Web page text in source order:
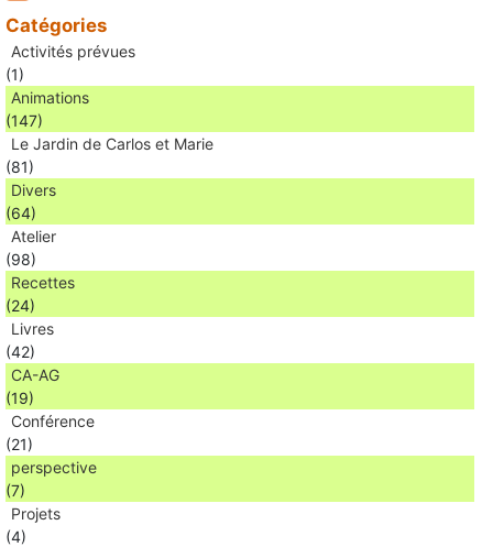
Catégories
Activités prévues
(1)
Animations
(147)
Le Jardin de Carlos et Marie
(81)
Divers
(64)
Atelier
(98)
Recettes
(24)
Livres
(42)
CA-AG
(19)
Conférence
(21)
perspective
(7)
Projets
(4)